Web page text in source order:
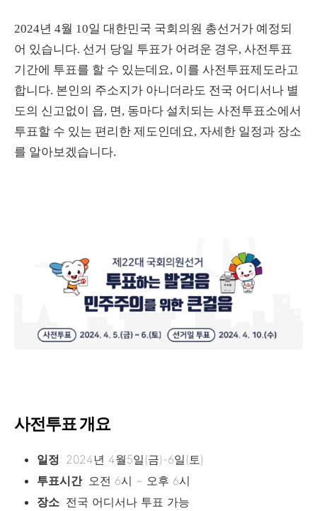
2024년 4월 10일 대한민국 국회의원 총선거가 예정되
어 있습니다. 선거 당일 투표가 어려운 경우, 사전투표
기간에 투표를 할 수 있는데요, 이를 사전투표제도라고
합니다. 본인의 주소지가 아니더라도 전국 어디서나 별
도의 신고없이 읍, 면, 동마다 설치되는 사전투표소에서
투표할 수 있는 편리한 제도인데요, 자세한 일정과 장소
를 알아보겠습니다.
사전투표 개요
일정: 2024년 4월5일(금)-6일(토)
투표시간: 오전 6시 ~ 오후 6시
장소: 전국 어디서나 투표 가능